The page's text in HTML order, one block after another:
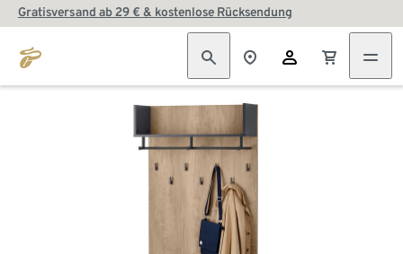
Gratisversand ab 29 € & kostenlose Rücksendung